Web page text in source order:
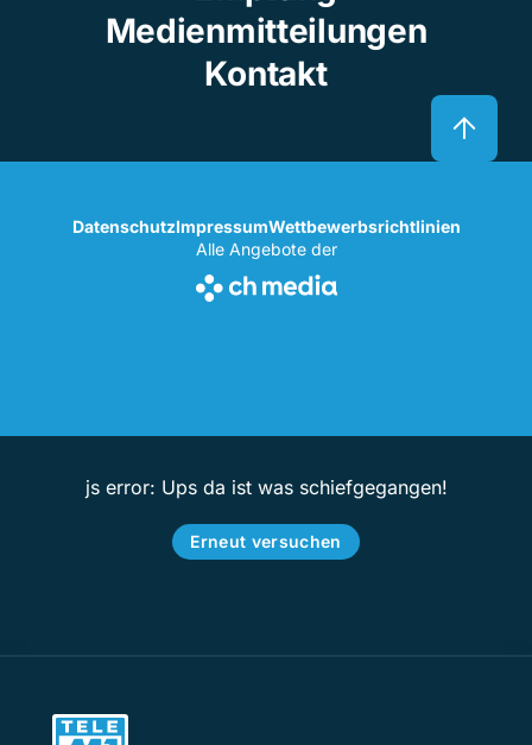
Medienmitteilungen
Kontakt
DatenschutzImpressumWettbewerbsrichtlinien
Alle Angebote der
js error: Ups da ist was schiefgegangen!
Erneut versuchen